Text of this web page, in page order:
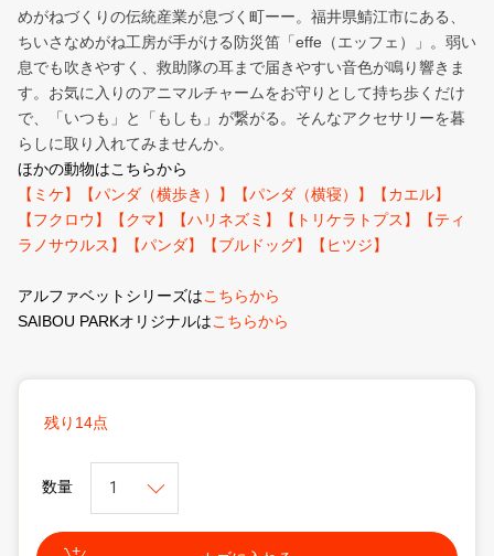
めがねづくりの伝統産業が息づく町ーー。福井県鯖江市にある、
ちいさなめがね工房が手がける防災笛「effe（エッフェ）」。弱い
息でも吹きやすく、救助隊の耳まで届きやすい音色が鳴り響きま
す。お気に入りのアニマルチャームをお守りとして持ち歩くだけ
で、「いつも」と「もしも」が繋がる。そんなアクセサリーを暮
らしに取り入れてみませんか。
ほかの動物はこちらから
【ミケ】
【パンダ（横歩き）】 【パンダ（横寝）】
【カエル】
【フクロウ】
【クマ】 【ハリネズミ】 【トリケラトプス】
【ティ
ラノサウルス】
【パンダ】 【ブルドッグ】 【ヒツジ】
アルファベットシリーズはこちらから
SAIBOU PARKオリジナルはこちらから
残り14点
数量